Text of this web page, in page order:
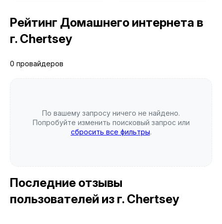
Рейтинг Домашнего интернета в
г. Chertsey
0 провайдеров
По вашему запросу ничего не найдено.
Попробуйте изменить поисковый запрос или
сбросить все фильтры.
Последние отзывы
пользователей из г. Chertsey